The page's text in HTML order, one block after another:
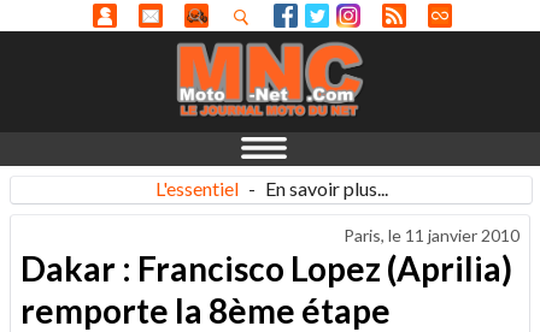
L'essentiel - En savoir plus...
Paris, le 11 janvier 2010
Dakar : Francisco Lopez (Aprilia)
remporte la 8ème étape